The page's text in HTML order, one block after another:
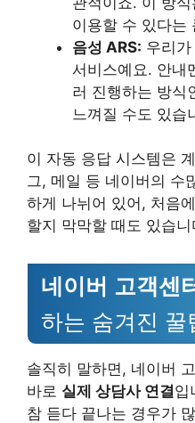
이용할 수 있다는
음성 ARS: 우리
서비스예요. 안내
러 진행하는 방식
느껴질 수도 있습
이 자동 응답 시스템은
그, 메일 등 네이버의 수
하게 나뉘어 있어, 처음
할지 막막할 때도 있습니
네이버 고객센
하는 숨겨진 꿀
솔직히 말하면, 네이버
바로 실제 상담사 연결입
참 듣다 끝나는 경우가